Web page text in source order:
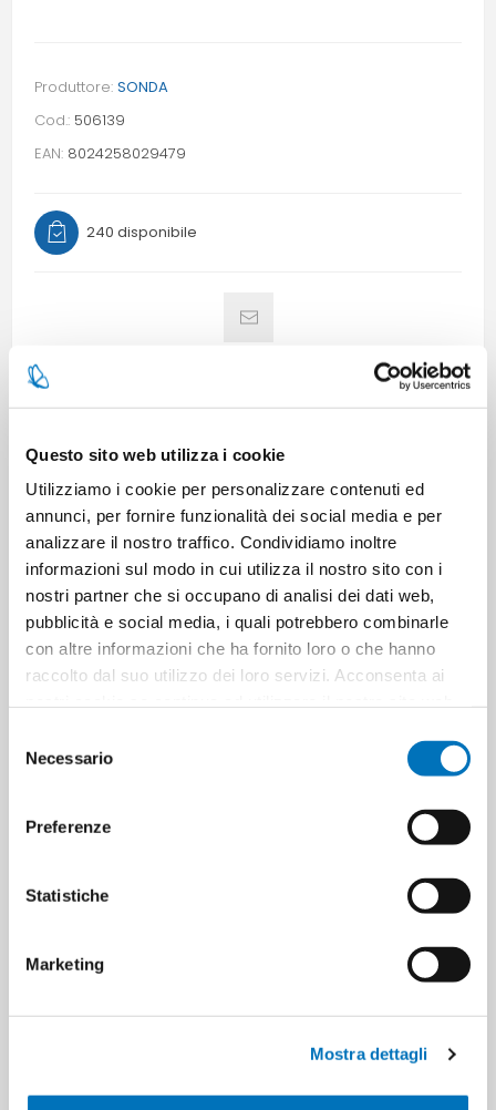
Questo sito web utilizza i cookie
Utilizziamo i cookie per personalizzare contenuti ed
annunci, per fornire funzionalità dei social media e per
analizzare il nostro traffico. Condividiamo inoltre
informazioni sul modo in cui utilizza il nostro sito con i
nostri partner che si occupano di analisi dei dati web,
pubblicità e social media, i quali potrebbero combinarle
con altre informazioni che ha fornito loro o che hanno
raccolto dal suo utilizzo dei loro servizi. Acconsenta ai
delNecessario
Preferenze
Statistiche
Marketing
Mostra dettagli
Produttore: SONDA
Cod.: 506139
EAN: 8024258029479
240 disponibile
CONTATTACI
Pezzi per cartone 20
Cartoni per strato
Minimo di vendita
8024258029479
HANNO ACQUISTATO ANCHE